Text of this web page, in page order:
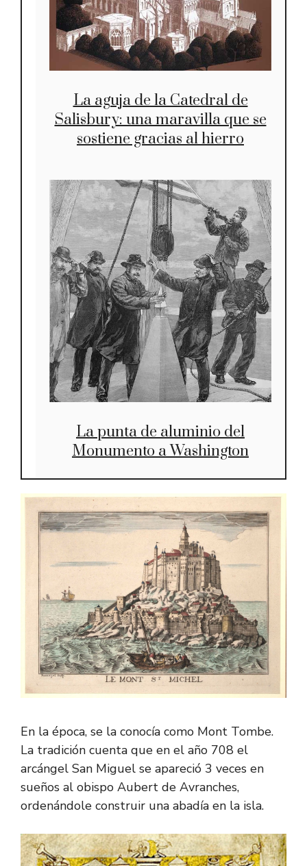
La aguja de la Catedral de
Salisbury: una maravilla que se
sostiene gracias al hierro
La punta de aluminio del
Monumento a Washington
En la época, se la conocía como Mont Tombe.
La tradición cuenta que en el año 708 el
arcángel San Miguel se apareció 3 veces en
sueños al obispo Aubert de Avranches,
ordenándole construir una abadía en la isla.